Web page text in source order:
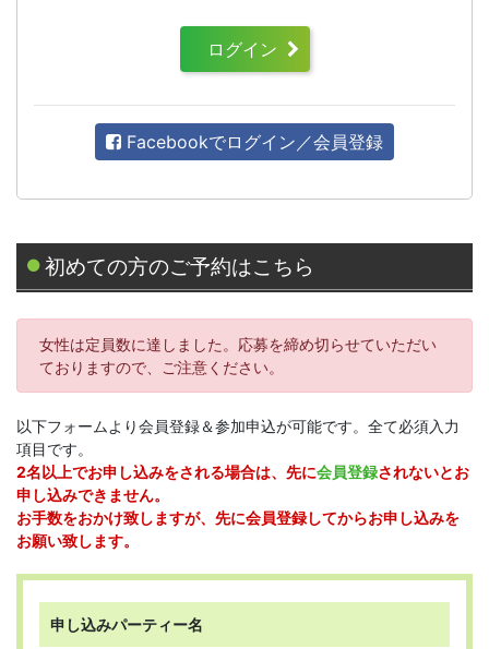
ログイン
Facebookでログイン／会員登録
初めての方のご予約はこちら
女性は定員数に達しました。応募を締め切らせていただい
ておりますので、ご注意ください。
以下フォームより会員登録＆参加申込が可能です。全て必須入力
項目です。
2名以上でお申し込みをされる場合は、先に会員登録されないとお
申し込みできません。
お手数をおかけ致しますが、先に会員登録してからお申し込みを
お願い致します。
申し込みパーティー名